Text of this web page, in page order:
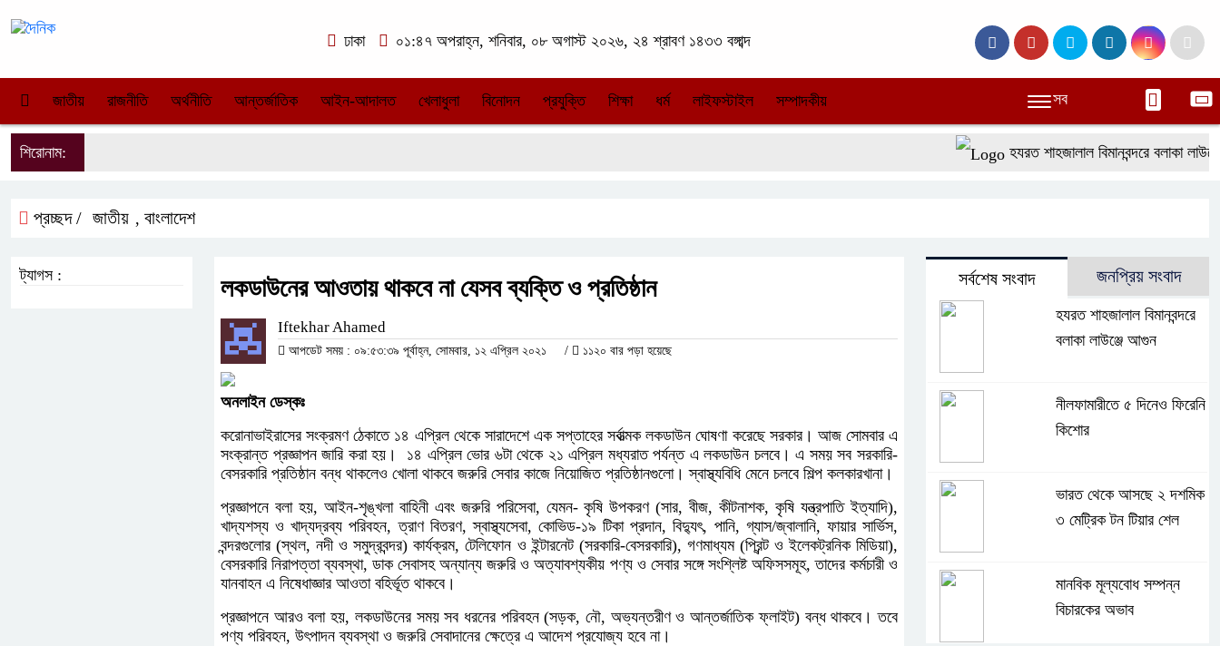
ঢাকা ০১:৪৭ অপরাহ্ন, শনিবার, ০৮ অগাস্ট ২০২৬, ২৪ শ্রাবণ ১৪৩৩ বঙ্গাব্দ
জাতীয় রাজনীতি অর্থনীতি আন্তর্জাতিক আইন-আদালত খেলাধুলা বিনোদন প্রযুক্তি শিক্ষা ধর্ম লাইফস্টাইল সম্পাদকীয় সব
শিরোনাম: হযরত শাহজালাল বিমানবন্দরে বলাকা লাউঞ্জে
প্রচ্ছদ / জাতীয় , বাংলাদেশ
লকডাউনের আওতায় থাকবে না যেসব ব্যক্তি ও প্রতিষ্ঠান
Iftekhar Ahamed
আপডেট সময় : ০৯:৫৩:৩৯ পূর্বাহ্ন, সোমবার, ১২ এপ্রিল ২০২১ / ১১২০ বার পড়া হয়েছে
অনলাইন ডেস্কঃ
করোনাভাইরাসের সংক্রমণ ঠেকাতে ১৪ এপ্রিল থেকে সারাদেশে এক সপ্তাহের সর্বাত্মক লকডাউন ঘোষণা করেছে সরকার। আজ সোমবার এ
সংক্রান্ত প্রজ্ঞাপন জারি করা হয়। ১৪ এপ্রিল ভোর ৬টা থেকে ২১ এপ্রিল মধ্যরাত পর্যন্ত এ লকডাউন চলবে। এ সময় সব সরকারি-
বেসরকারি প্রতিষ্ঠান বন্ধ থাকলেও খোলা থাকবে জরুরি সেবার কাজে নিয়োজিত প্রতিষ্ঠানগুলো। স্বাস্থ্যবিধি মেনে চলবে শিল্প কলকারখানা।
প্রজ্ঞাপনে বলা হয়, আইন-শৃঙ্খলা বাহিনী এবং জরুরি পরিসেবা, যেমন- কৃষি উপকরণ (সার, বীজ, কীটনাশক, কৃষি যন্ত্রপাতি ইত্যাদি),
খাদ্যশস্য ও খাদ্যদ্রব্য পরিবহন, ত্রাণ বিতরণ, স্বাস্থ্যসেবা, কোভিড-১৯ টিকা প্রদান, বিদ্যুৎ, পানি, গ্যাস/জ্বালানি, ফায়ার সার্ভিস,
বন্দরগুলোর (স্থল, নদী ও সমুদ্রবন্দর) কার্যক্রম, টেলিফোন ও ইন্টারনেট (সরকারি-বেসরকারি), গণমাধ্যম (প্রিন্ট ও ইলেকট্রনিক মিডিয়া),
বেসরকারি নিরাপত্তা ব্যবস্থা, ডাক সেবাসহ অন্যান্য জরুরি ও অত্যাবশ্যকীয় পণ্য ও সেবার সঙ্গে সংশ্লিষ্ট অফিসসমূহ, তাদের কর্মচারী ও
যানবাহন এ নিষেধাজ্ঞার আওতা বহির্ভূত থাকবে।
প্রজ্ঞাপনে আরও বলা হয়, লকডাউনের সময় সব ধরনের পরিবহন (সড়ক, নৌ, অভ্যন্তরীণ ও আন্তর্জাতিক ফ্লাইট) বন্ধ থাকবে। তবে
পণ্য পরিবহন, উৎপাদন ব্যবস্থা ও জরুরি সেবাদানের ক্ষেত্রে এ আদেশ প্রযোজ্য হবে না।
ট্যাগস : সর্বশেষ সংবাদ জনপ্রিয় সংবাদ
হযরত শাহজালাল বিমানবন্দরে
বলাকা লাউঞ্জে আগুন
নীলফামারীতে ৫ দিনেও ফিরেনি
কিশোর
ভারত থেকে আসছে ২ দশমিক
৩ মেট্রিক টন টিয়ার শেল
মানবিক মূল্যবোধ সম্পন্ন
বিচারকের অভাব